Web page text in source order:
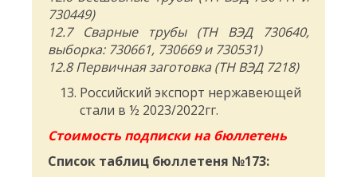
730449)
12.7 Сварные трубы (ТН ВЭД 730640,
выборка: 730661, 730669 и 730531)
12.8 Первичная заготовка (ТН ВЭД 7218)
Российский экспорт нержавеющей
стали в ½ 2023/2022гг.
Стоимость подписки на бюллетень
Список таблиц бюллетеня №173: